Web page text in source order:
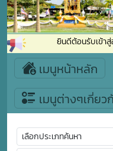
ยินดีต้อนรับเข้า
เมนูหน้าหลัก
เมนูต่างๆเกี่ย